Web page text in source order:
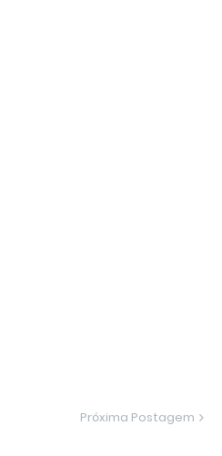
Próxima Postagem